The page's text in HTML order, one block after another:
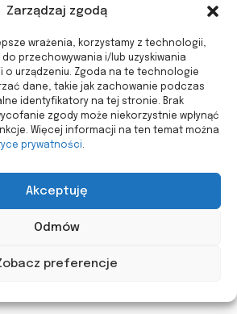
Zarządzaj zgodą
wrażenia, korzystamy z technologii,
przechowywania i/lub uzyskiwania
o urządzeniu. Zgoda na te technologie
dane, takie jak zachowanie podczas
identyfikatory na tej stronie. Brak
zgody może niekorzystnie wpłynąć
Więcej informacji na ten temat można
prywatności.
Akceptuję
Odmów
preferencje
w szatni (ubieranie się
techniki samodzielnego,